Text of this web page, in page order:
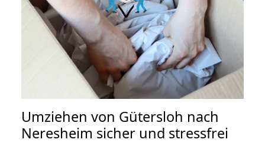
Umziehen von Gütersloh nach
Neresheim sicher und stressfrei